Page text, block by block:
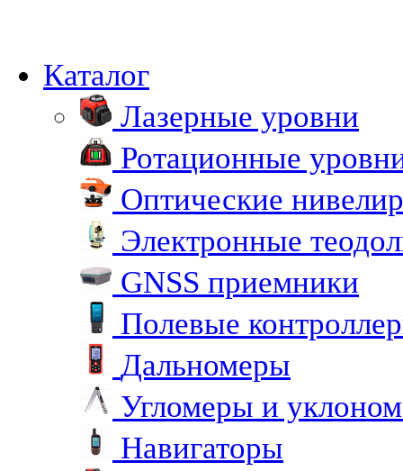
Каталог
Лазерные уровни
Ротационные
Оптические
Электронные
GNSS приемники
Полевые
Дальномеры
Угломеры и
Навигаторы